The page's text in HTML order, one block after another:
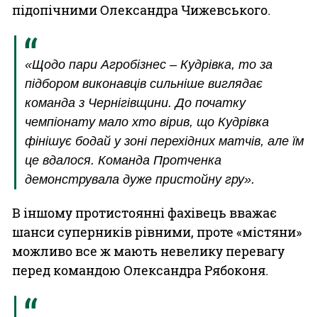
підопічними Олександра Чижевського.
«Щодо пари Агробізнес – Кудрівка, то за
підбором виконавців сильніше виглядає
команда з Чернігівщини. До початку
чемпіонату мало хто вірив, що Кудрівка
фінішує бодай у зоні перехідних матчів, але їм
це вдалося. Команда Протченка
демонструвала дуже пристойну гру».
В іншому протистоянні фахівець вважає
шанси суперників рівними, проте «містяни»
можливо все ж мають невелику перевагу
перед командою Олександра Рябоконя.